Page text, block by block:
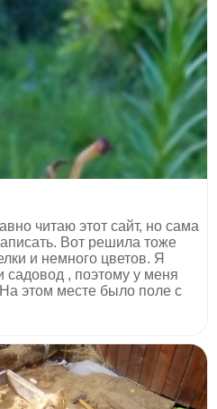
читаю этот сайт, но сама
Вот решила тоже
и немного цветов. Я
, поэтому у меня
этом месте было поле с